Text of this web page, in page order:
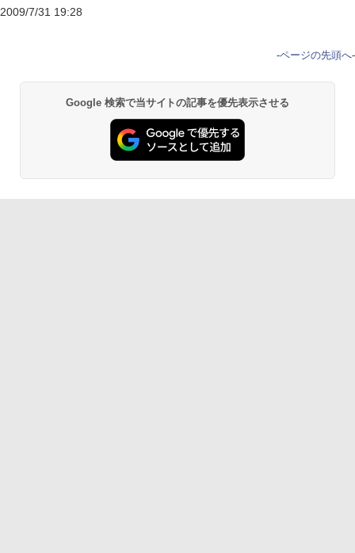
2009/7/31 19:28
-ページの先頭へ-
Google 検索で当サイトの記事を優先表示させる